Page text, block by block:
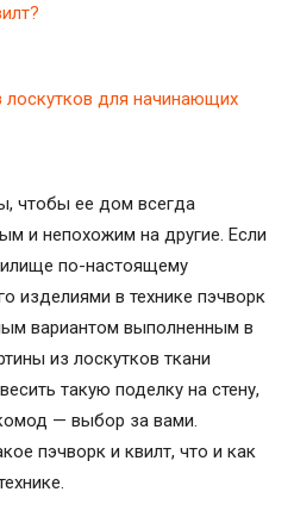
лоскутков для начинающих
чтобы ее дом всегда
и непохожим на другие. Если
по-настоящему
изделиями в технике пэчворк
вариантом выполненным в
из лоскутков ткани
такую поделку на стену,
— выбор за вами.
пэчворк и квилт, что и как